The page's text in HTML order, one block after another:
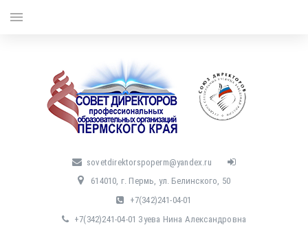
sovetdirektorspoperm@yandex.ru
614010, г. Пермь, ул. Белинского, 50
+7(342)241-04-01
+7(342)241-04-01 Зуева Нина Александровна
menu